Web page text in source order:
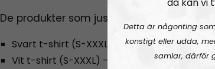
De produkter som just nu går att beställa:
Svart t-shirt (S-XXXL) – 250 kr st
Vit t-shirt (S-XXXL) – 300 kr st
Detta är någonting
konstigt eller udda,
samlar, därför